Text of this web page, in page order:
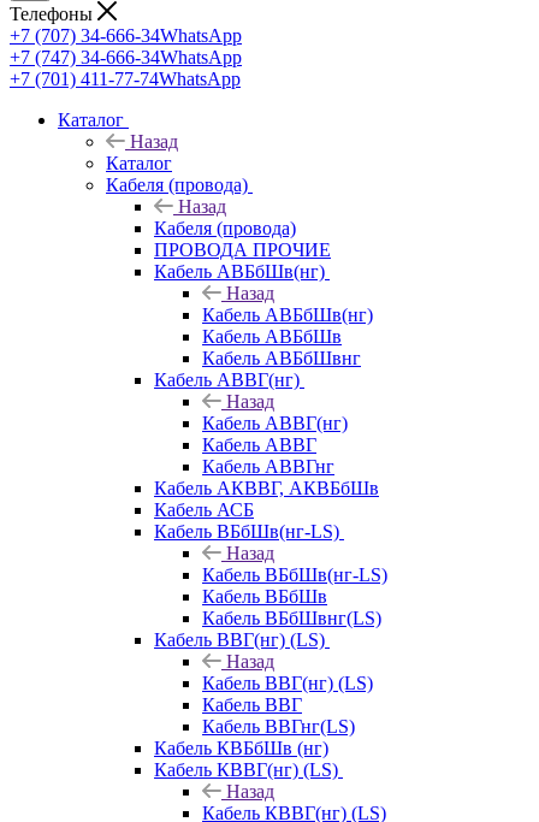
Телефоны
+7 (707) 34-666-34WhatsApp
+7 (747) 34-666-34WhatsApp
+7 (701) 411-77-74WhatsApp
Каталог
Назад
Каталог
Кабеля (провода)
Назад
Кабеля (провода)
ПРОВОДА ПРОЧИЕ
Кабель АВБбШв(нг)
Назад
Кабель АВБбШв(нг)
Кабель АВБбШв
Кабель АВБбШвнг
Кабель АВВГ(нг)
Назад
Кабель АВВГ(нг)
Кабель АВВГ
Кабель АВВГнг
Кабель АКВВГ, АКВБбШв
Кабель АСБ
Кабель ВБбШв(нг-LS)
Назад
Кабель ВБбШв(нг-LS)
Кабель ВБбШв
Кабель ВБбШвнг(LS)
Кабель ВВГ(нг) (LS)
Назад
Кабель ВВГ(нг) (LS)
Кабель ВВГ
Кабель ВВГнг(LS)
Кабель КВБбШв (нг)
Кабель КВВГ(нг) (LS)
Назад
Кабель КВВГ(нг) (LS)